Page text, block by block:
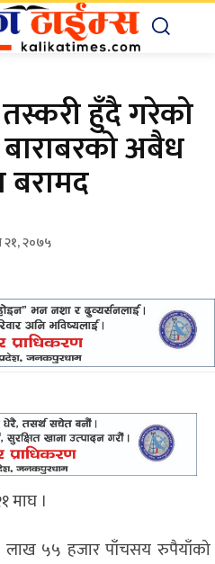
हुँदै गरेको
अबैध
२१, २०७५
माघ ।
लाख ५५ हजार पाँचसय रुपैयाँको